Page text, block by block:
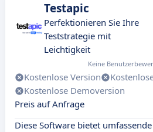
Testapic
Perfektionieren Sie Ihre
Teststrategie mit
Leichtigkeit
Keine
Kostenlose Version
Kostenlose Demoversion
Preis auf Anfrage
Diese Software bietet